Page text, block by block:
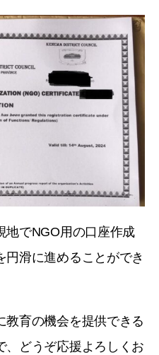
地でNGO用の口座作成
滑に進めることができ
教育の機会を提供できる
、どうぞ応援よろしくお